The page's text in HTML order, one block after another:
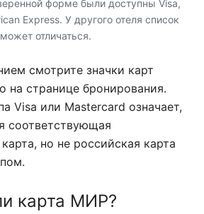
форме были доступны Visa,
Express. У другого отеля список
может отличаться.
смотрите значки карт
на странице бронирования.
Visa или Mastercard означает,
соответствующая
но не российская карта
карта МИР?